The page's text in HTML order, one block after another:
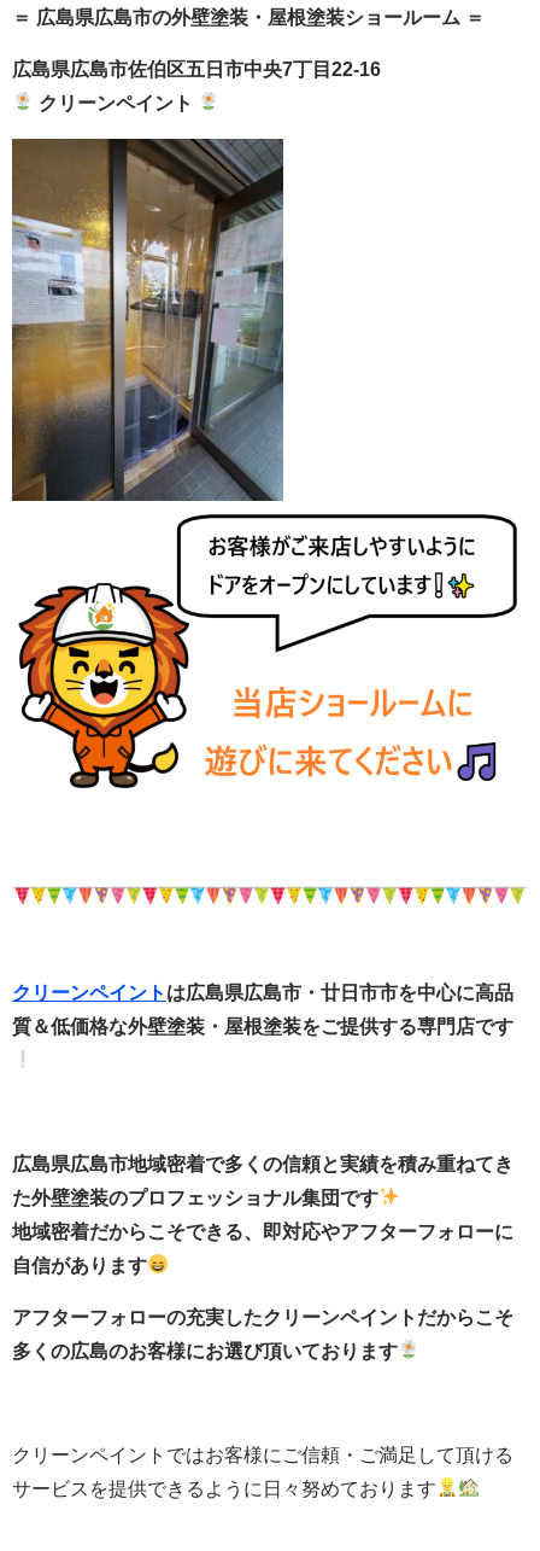
＝ 広島県広島市の外壁塗装・屋根塗装ショールーム ＝
広島県広島市佐伯区五日市中央7丁目22-16
クリーンペイント
クリーンペイント は広島県広島市・廿日市市を中心に高品
質＆低価格な外壁塗装・屋根塗装をご提供する専門店です
広島県広島市地域密着で多くの信頼と実績を積み重ねてき
た外壁塗装のプロフェッショナル集団です
地域密着だからこそできる、即対応やアフターフォローに
自信があります
アフターフォローの充実したクリーンペイントだからこそ
多くの広島のお客様にお選び頂いております
クリーンペイントではお客様にご信頼・ご満足して頂ける
サービスを提供できるように日々努めております